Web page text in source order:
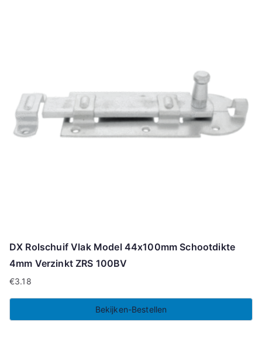
DX Rolschuif Vlak Model 44x100mm Schootdikte
4mm Verzinkt ZRS 100BV
€3.18
Bekijken-Bestellen